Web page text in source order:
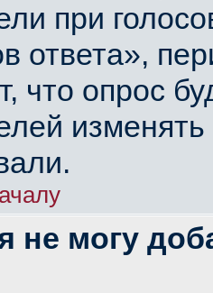
при
ответа»,
что опрос
не могу